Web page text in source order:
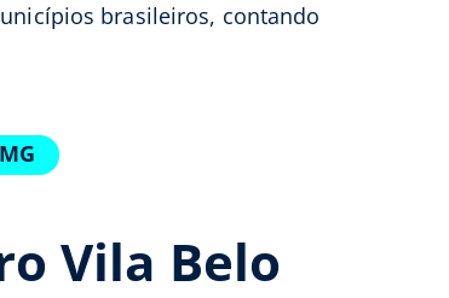
brasileiros, contando
Vila Belo